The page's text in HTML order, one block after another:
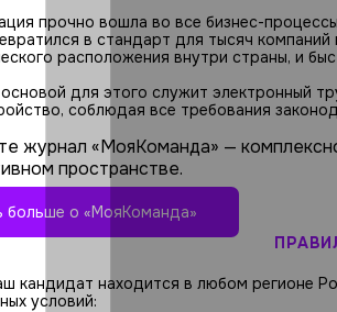
прочно вошла во все бизнес-
в стандарт для тысяч
расположения внутри страны, и
для этого служит электронный
соблюдая все требования
журнал «МояКоманда» —
пространстве.
больше о «МояКоманда»
кандидат находится в любом регионе
условий: